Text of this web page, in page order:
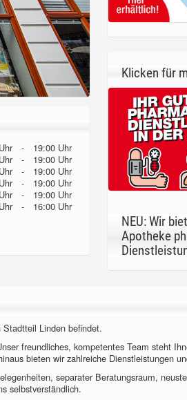
-
19:00 Uhr
-
19:00 Uhr
-
19:00 Uhr
-
19:00 Uhr
-
19:00 Uhr
- 16:00 Uhr
Klicken für
NEU: Wir
Apotheke
Linden befindet.
freundliches, kompetentes Team steht
bieten wir zahlreiche Dienstleistungen
separater Beratungsraum,
selbstverständlich.